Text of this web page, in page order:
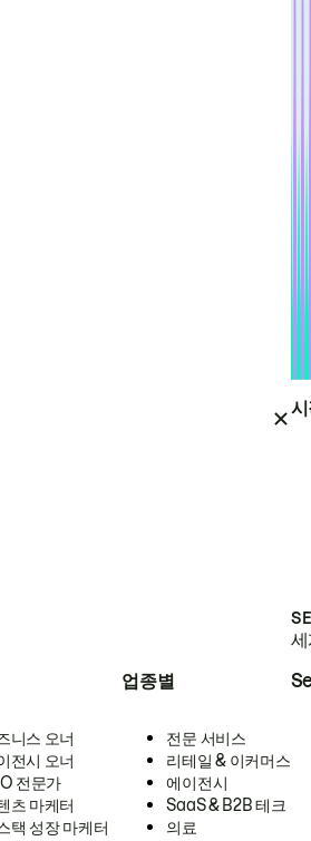
니스 오너
전시 오너
전문가
츠 마케터
택 성장 마케터
업종별
전문 서비스
리테일 & 이커머스
에이전시
SaaS & B2B 테크
의료